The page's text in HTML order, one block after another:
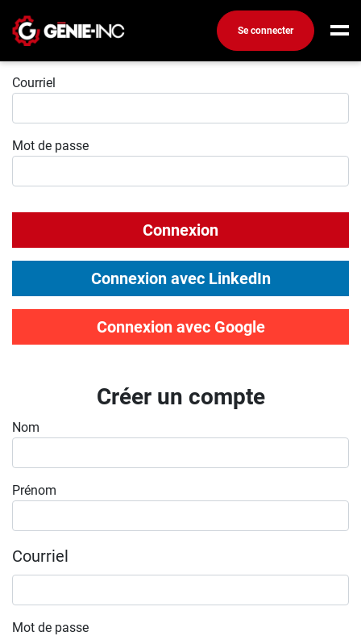
Se connecter
Connexion
Emplois
Ma boîte à outils
Conseils carrière
Métiers
Nos chroniques
Publiez une offre d'emploi
Connexion
Courriel
Mot de passe
Connexion
Connexion avec LinkedIn
Connexion avec Google
Créer un compte
Nom
Prénom
Courriel
Mot de passe